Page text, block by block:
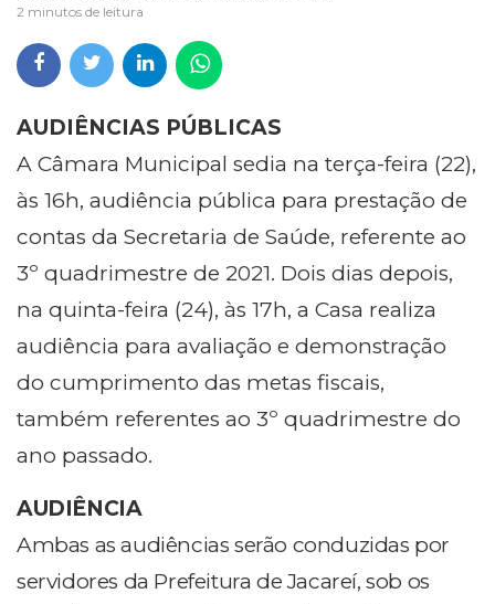
2 minutos de leitura
AUDIÊNCIAS PÚBLICAS
A Câmara Municipal sedia na terça-feira (22),
às 16h, audiência pública para prestação de
contas da Secretaria de Saúde, referente ao
3º quadrimestre de 2021. Dois dias depois,
na quinta-feira (24), às 17h, a Casa realiza
audiência para avaliação e demonstração
do cumprimento das metas fiscais,
também referentes ao 3º quadrimestre do
ano passado.
AUDIÊNCIA
Ambas as audiências serão conduzidas por
servidores da Prefeitura de Jacareí, sob os